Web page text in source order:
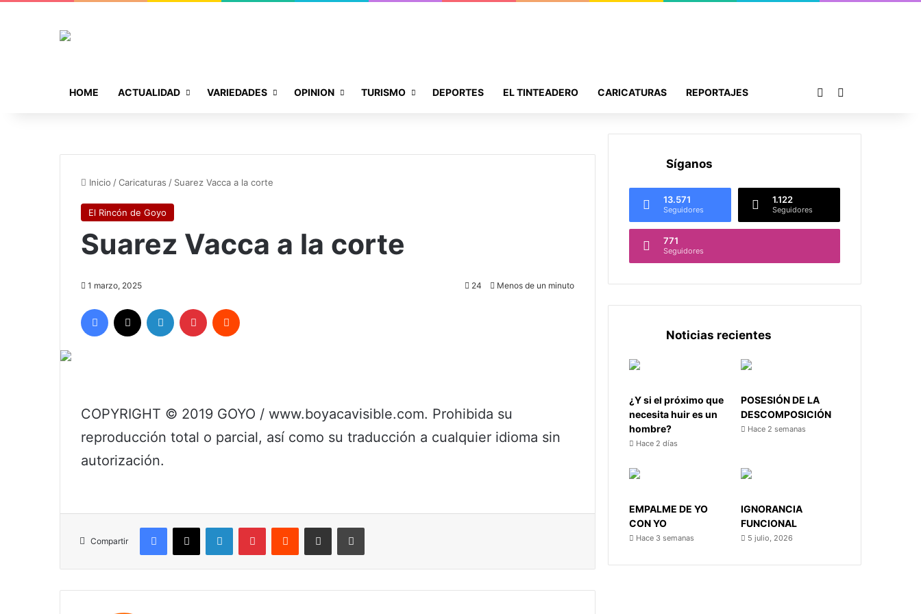
HOME ACTUALIDAD VARIEDADES OPINION TURISMO DEPORTES EL TINTEADERO CARICATURAS REPORTAJES Publicación al azar
Inicio /Caricaturas / Suarez Vacca a la corte
El Rincón de Goyo
Suarez Vacca a la corte
1 marzo, 2025 24 Menos de un minuto
Facebook LinkedIn Pinterest
COPYRIGHT © 2019 GOYO / www.boyacavisible.com. Prohibida su
reproducción total o parcial, así como su traducción a cualquier idioma sin
autorización.
Compartir
Facebook
X LinkedInPinterestReddit Compartir por correo electrónicoImprimir
Síganos
13.571
Seguidores
1.122
Seguidores
771
Seguidores
Noticias recientes
¿Y si el próximo que
necesita huir es un
hombre?
Hace 2 días
POSESIÓN DE LA
DESCOMPOSICIÓN
Hace 2 semanas
EMPALME DE YO
CON YO
Hace 3 semanas
IGNORANCIA
FUNCIONAL
5 julio, 2026